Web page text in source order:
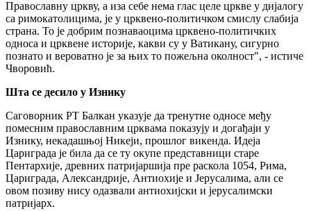
Православну цркву, а иза себе нема глас целе цркве у дијалогу
са римокатолицима, је у црквено-политичком смислу слабија
страна. То је добрим познаваоцима црквено-политичких
односа и црквене историје, какви су у Ватикану, сигурно
познато и вероватно је за њих то пожељна околност", - истиче
Чворовић.
Шта се десило у Изнику
Саговорник РТ Балкан указује да тренутне односе међу
помесним православним црквама показују и догађаји у
Изнику, некадашњој Никеји, прошлог викенда. Идеја
Цариграда је била да се ту окупе представници старе
Пентархије, древних патријаршија пре раскола 1054, Рима,
Цариграда, Александрије, Антиохије и Јерусалима, али се
овом позиву нису одазвали антиохијски и јерусалимски
патријарх.